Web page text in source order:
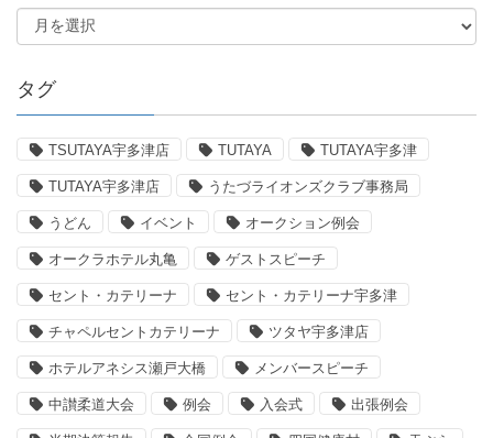
タグ
TSUTAYA宇多津店 TUTAYA TUTAYA宇多津
TUTAYA宇多津店 うたづライオンズクラブ事務局
うどん イベント オークション例会
オークラホテル丸亀 ゲストスピーチ
セント・カテリーナ セント・カテリーナ宇多津
チャペルセントカテリーナ ツタヤ宇多津店
ホテルアネシス瀬戸大橋 メンバースピーチ
中讃柔道大会 例会 入会式 出張例会